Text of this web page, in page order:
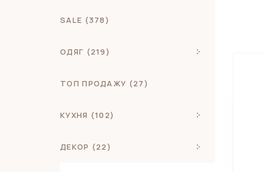
SALE (378)
ОДЯГ (219)
ТОП ПРОДАЖУ (27)
КУХНЯ (102)
ДЕКОР (22)